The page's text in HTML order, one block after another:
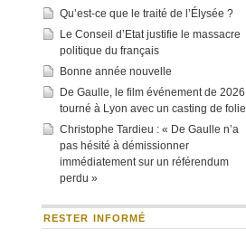
Qu’est-ce que le traité de l’Élysée ?
Le Conseil d’Etat justifie le massacre
politique du français
Bonne année nouvelle
De Gaulle, le film événement de 2026
tourné à Lyon avec un casting de folie
Christophe Tardieu : « De Gaulle n’a
pas hésité à démissionner
immédiatement sur un référendum
perdu »
RESTER INFORMÉ